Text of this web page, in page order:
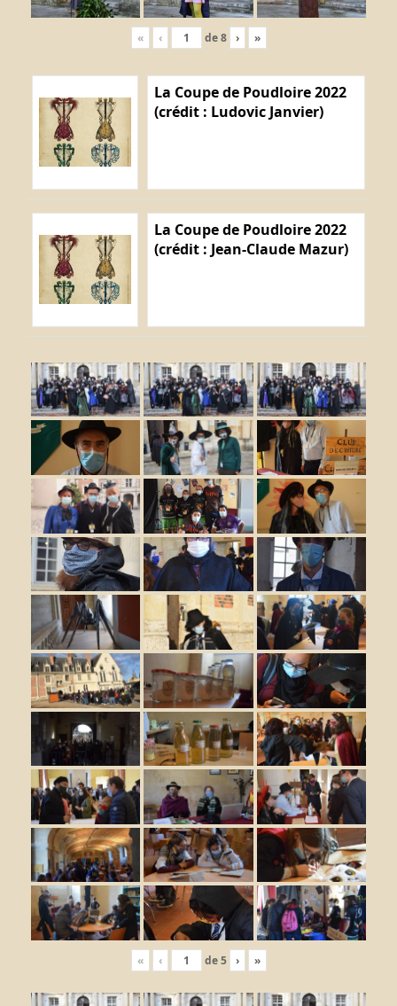
« ‹ de8 › »
La Coupe de Poudloire 2022
(crédit : Ludovic Janvier)
La Coupe de Poudloire 2022
(crédit : Jean-Claude Mazur)
« ‹ de5 › »